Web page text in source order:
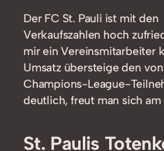
Der FC St. Pauli ist mit den
Verkaufszahlen hoch
mir ein Vereinsmitarbeiter
Umsatz übersteige den
Champions-League-
deutlich, freut man sich
St. Paulis